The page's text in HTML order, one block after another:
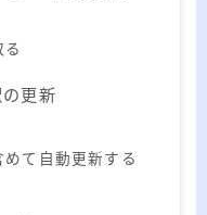
更新
て自動更新する